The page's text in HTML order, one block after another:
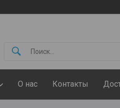
О нас Контакты